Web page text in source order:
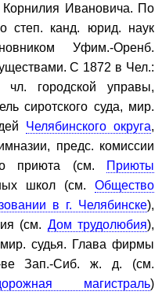
Ивановича. По
степ. канд. юрид. наук
Уфим.-Оренб.
С 1872 в Чел.:
городской управы,
сиротского суда, мир.
Челябинского округа,
предс. комиссии
приюта (см.
Приюты
школ (см. Общество
в г. Челябинске),
(см. Дом трудолюбия),
мир. судья. Глава фирмы
ве Зап.-Сиб. ж. д. (см.
магистраль)